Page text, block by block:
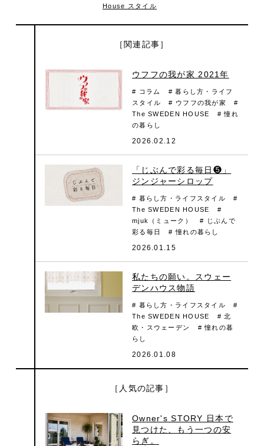
House スタイル
［関連記事］
ウフフの我が家 2021年
# コラム
# 暮らし方・ライフ
スタイル
# ウフフの我が家
#
The SWEDEN HOUSE
# 憧れ
の暮らし
2026.02.12
「じぶんで彩る毎日❺」
ジンジャーシロップ
# 暮らし方・ライフスタイル
#
The SWEDEN HOUSE
#
mjuk（ミューク）
# じぶんで
彩る毎日
# 憧れの暮らし
2026.01.15
私たちの願い。スウェー
デンハウス物語
# 暮らし方・ライフスタイル
#
The SWEDEN HOUSE
# 北
欧・スウェーデン
# 憧れの暮
らし
2026.01.08
［人気の記事］
Owner's STORY 日本で
見つけた、もう一つの安
らぎ。